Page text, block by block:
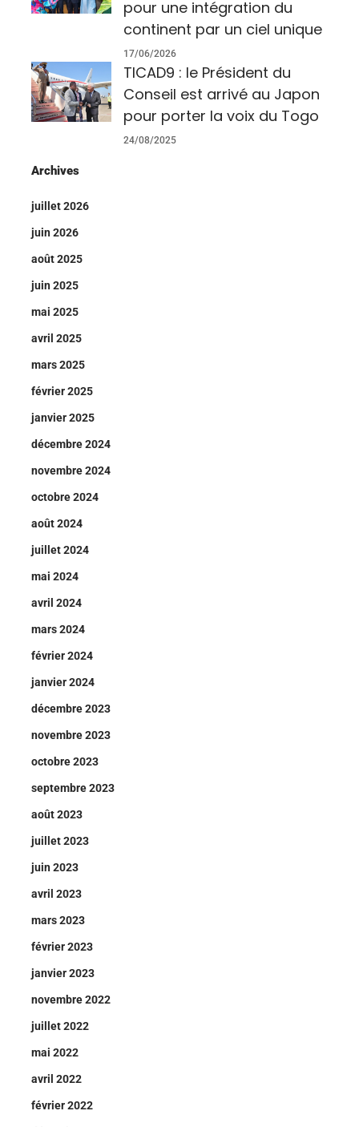
pour une intégration du
continent par un ciel unique
17/06/2026
TICAD9 : le Président du
Conseil est arrivé au Japon
pour porter la voix du Togo
24/08/2025
Archives
juillet 2026
juin 2026
août 2025
juin 2025
mai 2025
avril 2025
mars 2025
février 2025
janvier 2025
décembre 2024
novembre 2024
octobre 2024
août 2024
juillet 2024
mai 2024
avril 2024
mars 2024
février 2024
janvier 2024
décembre 2023
novembre 2023
octobre 2023
septembre 2023
août 2023
juillet 2023
juin 2023
avril 2023
mars 2023
février 2023
janvier 2023
novembre 2022
juillet 2022
mai 2022
avril 2022
février 2022